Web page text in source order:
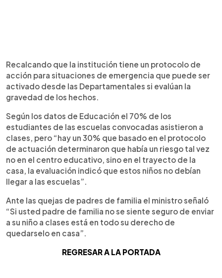
Recalcando que la institución tiene un protocolo de
acción para situaciones de emergencia que puede ser
activado desde las Departamentales si evalúan la
gravedad de los hechos.
Según los datos de Educación el 70% de los
estudiantes de las escuelas convocadas asistieron a
clases, pero “hay un 30% que basado en el protocolo
de actuación determinaron que había un riesgo tal vez
no en el centro educativo, sino en el trayecto de la
casa, la evaluación indicó que estos niños no debían
llegar a las escuelas”.
Ante las quejas de padres de familia el ministro señaló
“Si usted padre de familia no se siente seguro de enviar
a su niño a clases está en todo su derecho de
quedarselo en casa”.
REGRESAR A LA PORTADA